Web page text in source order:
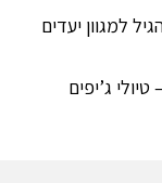
למגוון יעדים
ג’יפים